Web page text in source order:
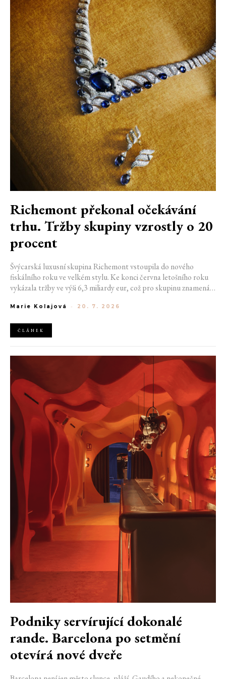
Richemont překonal očekávání
trhu. Tržby skupiny vzrostly o 20
procent
Švýcarská luxusní skupina Richemont vstoupila do nového
fiskálního roku ve velkém stylu. Ke konci června letošního roku
vykázala tržby ve výši 6,3 miliardy eur, což pro skupinu znamená
luxusním zůstává i přes přetrvávající ekonomickou nejistotu
Marie Kolajová - 20. 7. 2026
ČLÁNEK
Podniky servírující dokonalé
rande. Barcelona po setmění
otevírá nové dveře